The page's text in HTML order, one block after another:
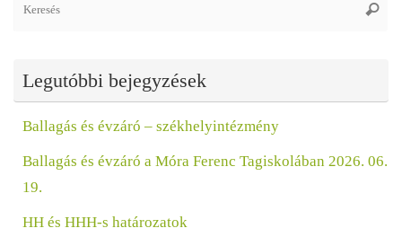
Legutóbbi bejegyzések
Ballagás és évzáró – székhelyintézmény
Ballagás és évzáró a Móra Ferenc Tagiskolában 2026. 06.
19.
HH és HHH-s határozatok